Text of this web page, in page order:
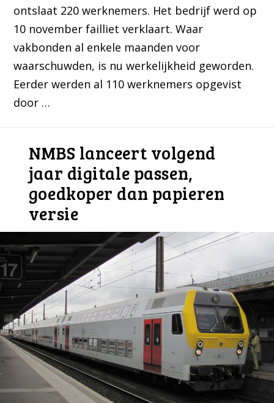
ontslaat 220 werknemers. Het bedrijf werd op
10 november failliet verklaart. Waar
vakbonden al enkele maanden voor
waarschuwden, is nu werkelijkheid geworden.
Eerder werden al 110 werknemers opgevist
door …
NMBS lanceert volgend
jaar digitale passen,
goedkoper dan papieren
versie